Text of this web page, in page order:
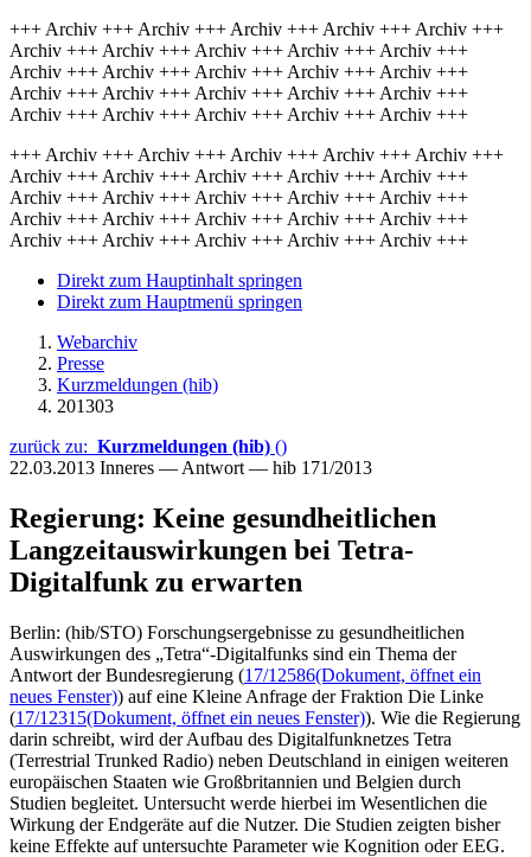
+++ Archiv +++ Archiv +++ Archiv +++ Archiv +++ Archiv +++
Archiv +++ Archiv +++ Archiv +++ Archiv +++ Archiv +++
Archiv +++ Archiv +++ Archiv +++ Archiv +++ Archiv +++
Archiv +++ Archiv +++ Archiv +++ Archiv +++ Archiv +++
Archiv +++ Archiv +++ Archiv +++ Archiv +++ Archiv +++
+++ Archiv +++ Archiv +++ Archiv +++ Archiv +++ Archiv +++
Archiv +++ Archiv +++ Archiv +++ Archiv +++ Archiv +++
Archiv +++ Archiv +++ Archiv +++ Archiv +++ Archiv +++
Archiv +++ Archiv +++ Archiv +++ Archiv +++ Archiv +++
Archiv +++ Archiv +++ Archiv +++ Archiv +++ Archiv +++
Direkt zum Hauptinhalt springen
Direkt zum Hauptmenü springen
Webarchiv
Presse
Kurzmeldungen (hib)
201303
zurück zu: Kurzmeldungen (hib) ()
22.03.2013 Inneres — Antwort — hib 171/2013
Regierung: Keine gesundheitlichen
Langzeitauswirkungen bei Tetra-
Digitalfunk zu erwarten
Berlin: (hib/STO) Forschungsergebnisse zu gesundheitlichen
Auswirkungen des „Tetra“-Digitalfunks sind ein Thema der
Antwort der Bundesregierung (17/12586(Dokument, öffnet ein
neues Fenster)) auf eine Kleine Anfrage der Fraktion Die Linke
(17/12315(Dokument, öffnet ein neues Fenster)). Wie die Regierung
darin schreibt, wird der Aufbau des Digitalfunknetzes Tetra
(Terrestrial Trunked Radio) neben Deutschland in einigen weiteren
europäischen Staaten wie Großbritannien und Belgien durch
Studien begleitet. Untersucht werde hierbei im Wesentlichen die
Wirkung der Endgeräte auf die Nutzer. Die Studien zeigten bisher
keine Effekte auf untersuchte Parameter wie Kognition oder EEG.